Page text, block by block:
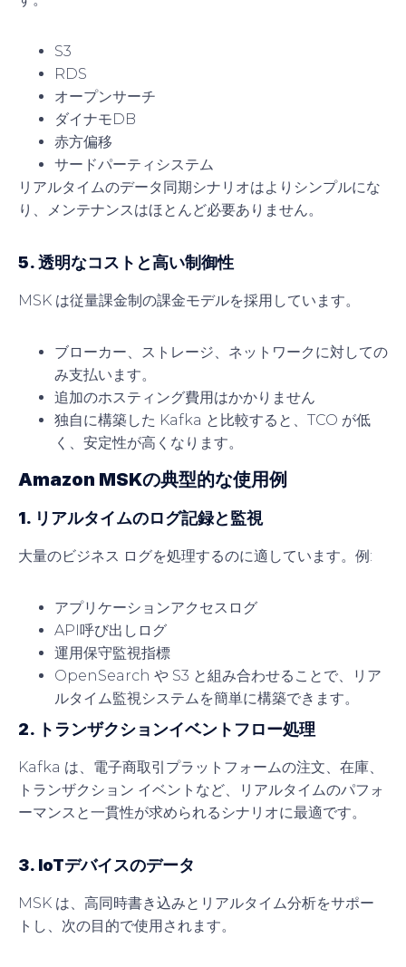
S3
RDS
オープンサーチ
ダイナモDB
赤方偏移
サードパーティシステム
リアルタイムのデータ同期シナリオはよりシンプルにな
り、メンテナンスはほとんど必要ありません。
5. 透明なコストと高い制御性
MSK は従量課金制の課金モデルを採用しています。
ブローカー、ストレージ、ネットワークに対しての
み支払います。
追加のホスティング費用はかかりません
独自に構築した Kafka と比較すると、TCO が低
く、安定性が高くなります。
Amazon MSKの典型的な使用例
1. リアルタイムのログ記録と監視
大量のビジネス ログを処理するのに適しています。例:
アプリケーションアクセスログ
API呼び出しログ
運用保守監視指標
OpenSearch や S3 と組み合わせることで、リア
ルタイム監視システムを簡単に構築できます。
2. トランザクションイベントフロー処理
Kafka は、電子商取引プラットフォームの注文、在庫、
トランザクション イベントなど、リアルタイムのパフォ
ーマンスと一貫性が求められるシナリオに最適です。
3. IoTデバイスのデータ
MSK は、高同時書き込みとリアルタイム分析をサポー
トし、次の目的で使用されます。